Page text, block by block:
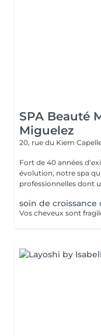
SPA Beauté
Miguelez
20, rue du Kiem
Fort de 40 années
évolution, notre spa
professionnelles dont
soin de croissance